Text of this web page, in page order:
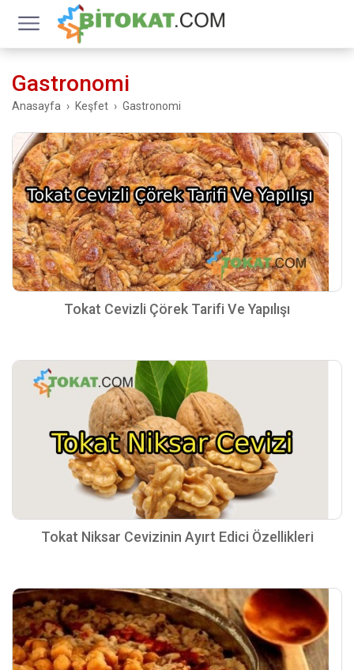
Gastronomi
Anasayfa Keşfet Gastronomi
Tokat Cevizli Çörek Tarifi Ve Yapılışı
Tokat Niksar Cevizinin Ayırt Edici Özellikleri